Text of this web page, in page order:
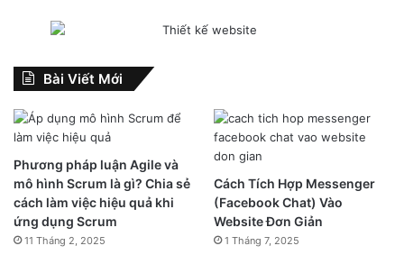
hình. Tính năng này có thể bật/tắt thông qua trung tâm
6. Điểm truy cập cá nhân.
Bài Viết Mới
Phương pháp luận Agile và
mô hình Scrum là gì? Chia sẻ
cách làm việc hiệu quả khi
ứng dụng Scrum
11 Tháng 2, 2025
Cách Tích Hợp Messenger
(Facebook Chat) Vào
Website Đơn Giản
1 Tháng 7, 2025